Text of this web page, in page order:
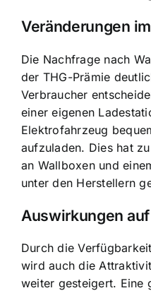
Veränderungen
Die Nachfrage nach
der THG-Prämie
Verbraucher
einer eigenen
Elektrofahrzeug
aufzuladen. Dies hat
an Wallboxen und
unter den Herstellern
Auswirkungen
Durch die
wird auch die
weiter gesteigert. Eine